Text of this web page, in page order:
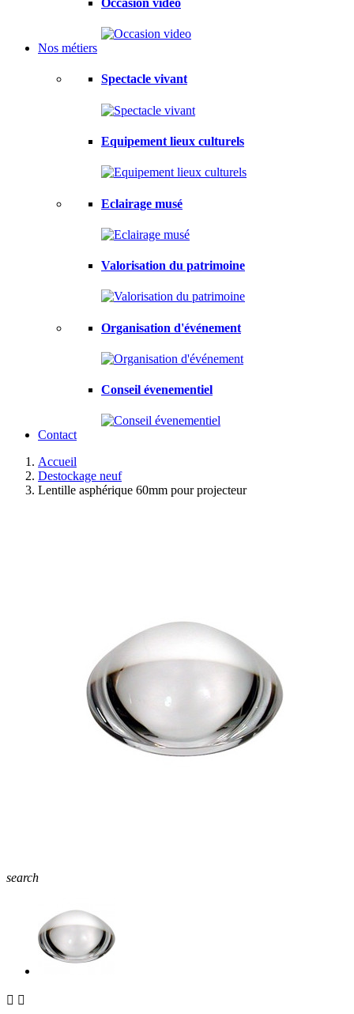
Occasion video
Nos métiers
Spectacle vivant
Equipement lieux culturels
Eclairage musé
Valorisation du patrimoine
Organisation d'événement
Conseil évenementiel
Contact
Accueil
Destockage neuf
Lentille asphérique 60mm pour projecteur
search
 